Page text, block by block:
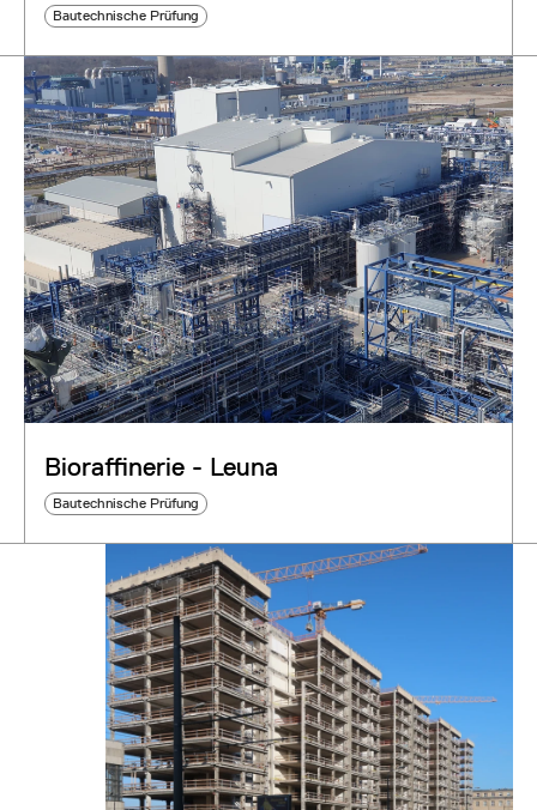
Bautechnische Prüfung
Bioraffinerie - Leuna
Bautechnische Prüfung